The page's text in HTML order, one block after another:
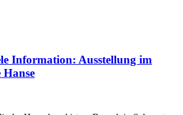
Information: Ausstellung im
Hanse